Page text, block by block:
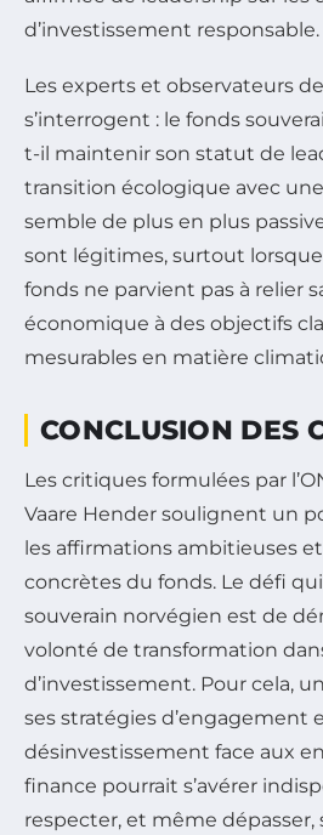
d’investissement responsable.
Les experts et observateurs
s’interrogent : le fonds
t-il maintenir son statut de
transition écologique avec
semble de plus en plus
sont légitimes, surtout
fonds ne parvient pas à relier
économique à des objectifs
mesurables en matière
CONCLUSION DES
Les critiques formulées par
Vaare Hender soulignent un
les affirmations ambitieuses
concrètes du fonds. Le défi
souverain norvégien est de
volonté de transformation
d’investissement. Pour cela,
ses stratégies d’engagement
désinvestissement face aux
finance pourrait s’avérer
respecter, et même